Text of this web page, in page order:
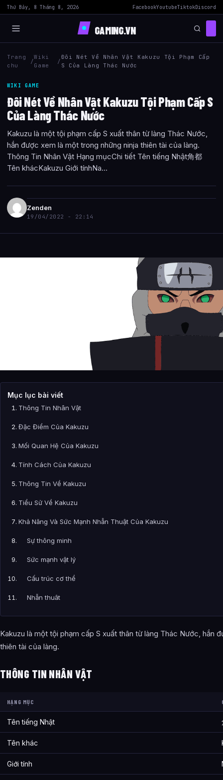
Thứ Bảy, 8 Tháng 8, 2026 FacebookYoutubeTiktokDiscord
GAMING.VN
Trang
chu
/
Wiki
Game
/
Đôi Nét Về Nhân Vật Kakuzu Tội Phạm Cấp
S Của Làng Thác Nước
WIKI GAME
Đôi Nét Về Nhân Vật Kakuzu Tội Phạm Cấp S
Của Làng Thác Nước
Kakuzu là một tội phạm cấp S xuất thân từ làng Thác Nước,
hắn được xem là một trong những ninja thiên tài của làng.
Thông Tin Nhân Vật Hạng mụcChi tiết Tên tiếng Nhật角都
Tên khácKakuzu Giới tínhNa...
Zenden
19/04/2022 - 22:14
Mục lục bài viết
Thông Tin Nhân Vật
Đặc Điểm Của Kakuzu
Mối Quan Hệ Của Kakuzu
Tính Cách Của Kakuzu
Thông Tin Về Kakuzu
Tiểu Sử Về Kakuzu
Khả Năng Và Sức Mạnh Nhẫn Thuật Của Kakuzu
Sự thông minh
Sức mạnh vật lý
Cấu trúc cơ thể
Nhẫn thuật
Bài Viết Liên Quan
Câu Hỏi Thường Gặp
Tính cách của Đôi Nét Về Nhân Vật Kakuzu Tội Phạm Cấp S
sao?
Thông tin về Đôi Nét Về Nhân Vật Kakuzu Tội Phạm Cấp S
đâu?
Bài viết liên quan
Kakuzu là một tội phạm cấp S xuất thân từ làng Thác Nước, hắn
thiên tài của làng.
THÔNG TIN NHÂN VẬT
HẠNG MỤC
Tên tiếng Nhật
Tên khác
Giới tính